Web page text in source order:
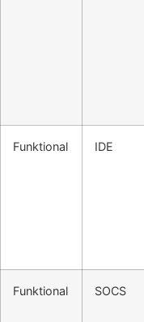
Funktional IDE
Funktional SOCS